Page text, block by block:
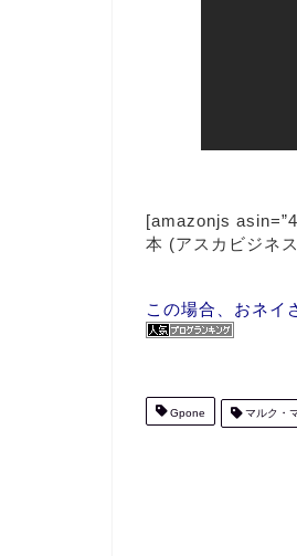
[amazonjs
本 (アスカビジネ
この場合、おネイ
Gpone マルク・